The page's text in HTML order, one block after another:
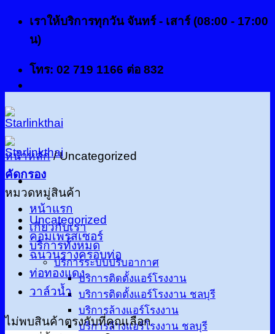
ข้าม
เนื้อหา
เราให้บริการทุกวัน จันทร์ - เสาร์ (08:00 - 17:00
น)
โทร: 02 719 1166 ต่อ 832
หน้าแรก
เกี่ยวกับเรา
บริการทั้งหมด
บริการระบบปรับอากาศ
บริการติดตั้งแอร์โรงงาน
บริการติดตั้งแอร์โรงงาน ชลบุรี
บริการล้างแอร์โรงงาน
บริการล้างแอร์โรงงาน ชลบุรี
หน้าหลัก /Uncategorized
คัดกรอง
หมวดหมู่สินค้า
Uncategorized
คอมเพรสเซอร์
ฉนวนรางครอบท่อ
ท่อทองแดง
วาล์วน้ำ
ไม่พบสินค้าตรงกับที่คุณเลือก